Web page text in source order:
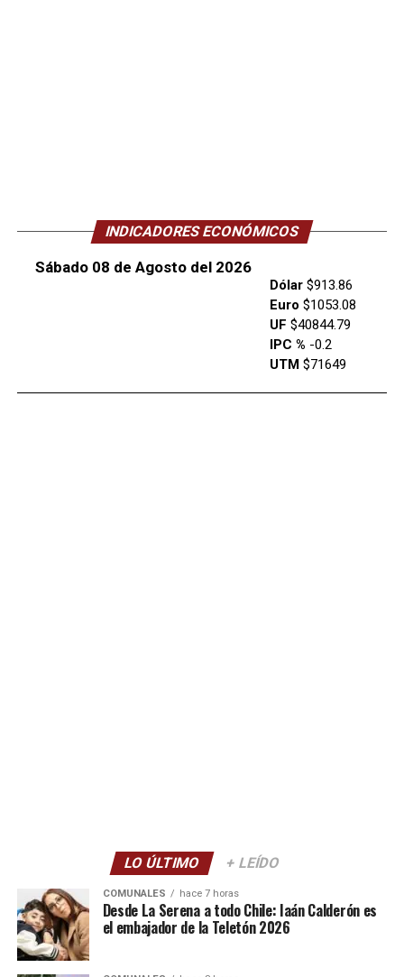
INDICADORES ECONÓMICOS
Sábado 08 de Agosto del 2026
Dólar$913.86
Euro $1053.08
UF $40844.79
IPC % -0.2
UTM $71649
LO ÚLTIMO + LEÍDO
COMUNALES hace 7 horas
Desde La Serena a todo Chile: Iaán Calderón es
el embajador de la Teletón 2026